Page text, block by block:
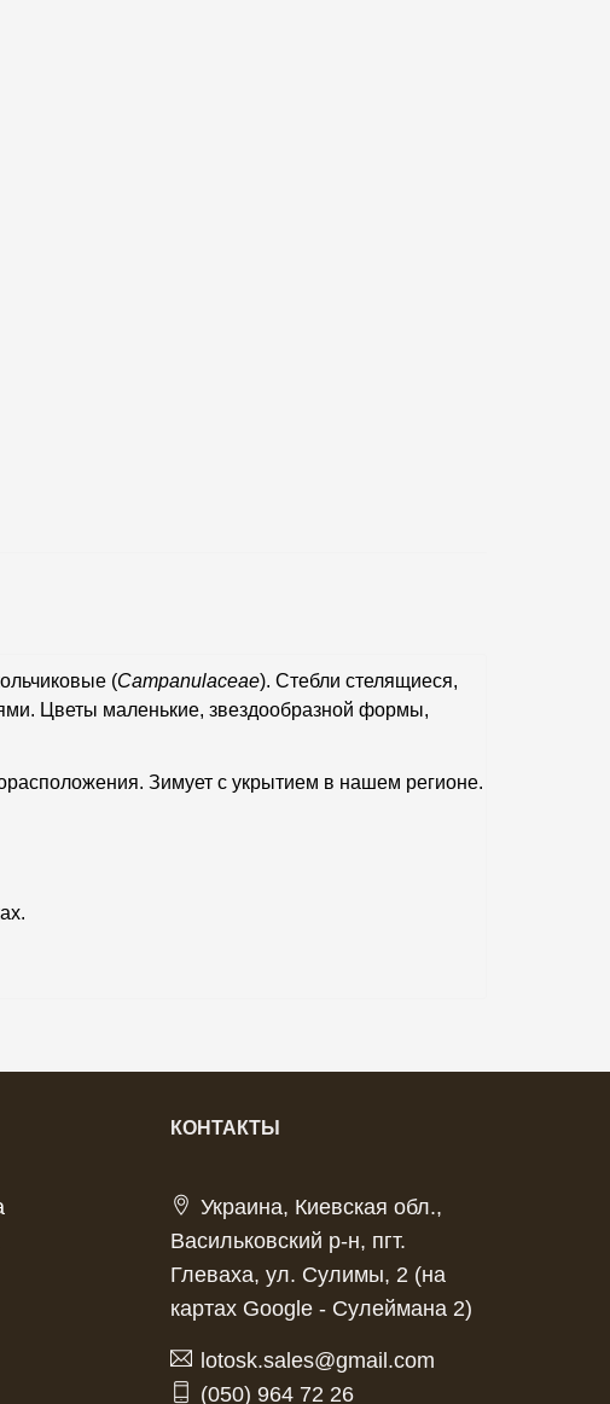
(Campanulaceae). Стебли стелящиеся,
Цветы маленькие, звездообразной формы,
Зимует с укрытием в нашем регионе.
КОНТАКТЫ
Украина, Киевская обл.,
Васильковский р-н, пгт.
Глеваха, ул. Сулимы, 2 (на
картах Google - Сулеймана 2)
lotosk.sales@gmail.com
(050) 964 72 26